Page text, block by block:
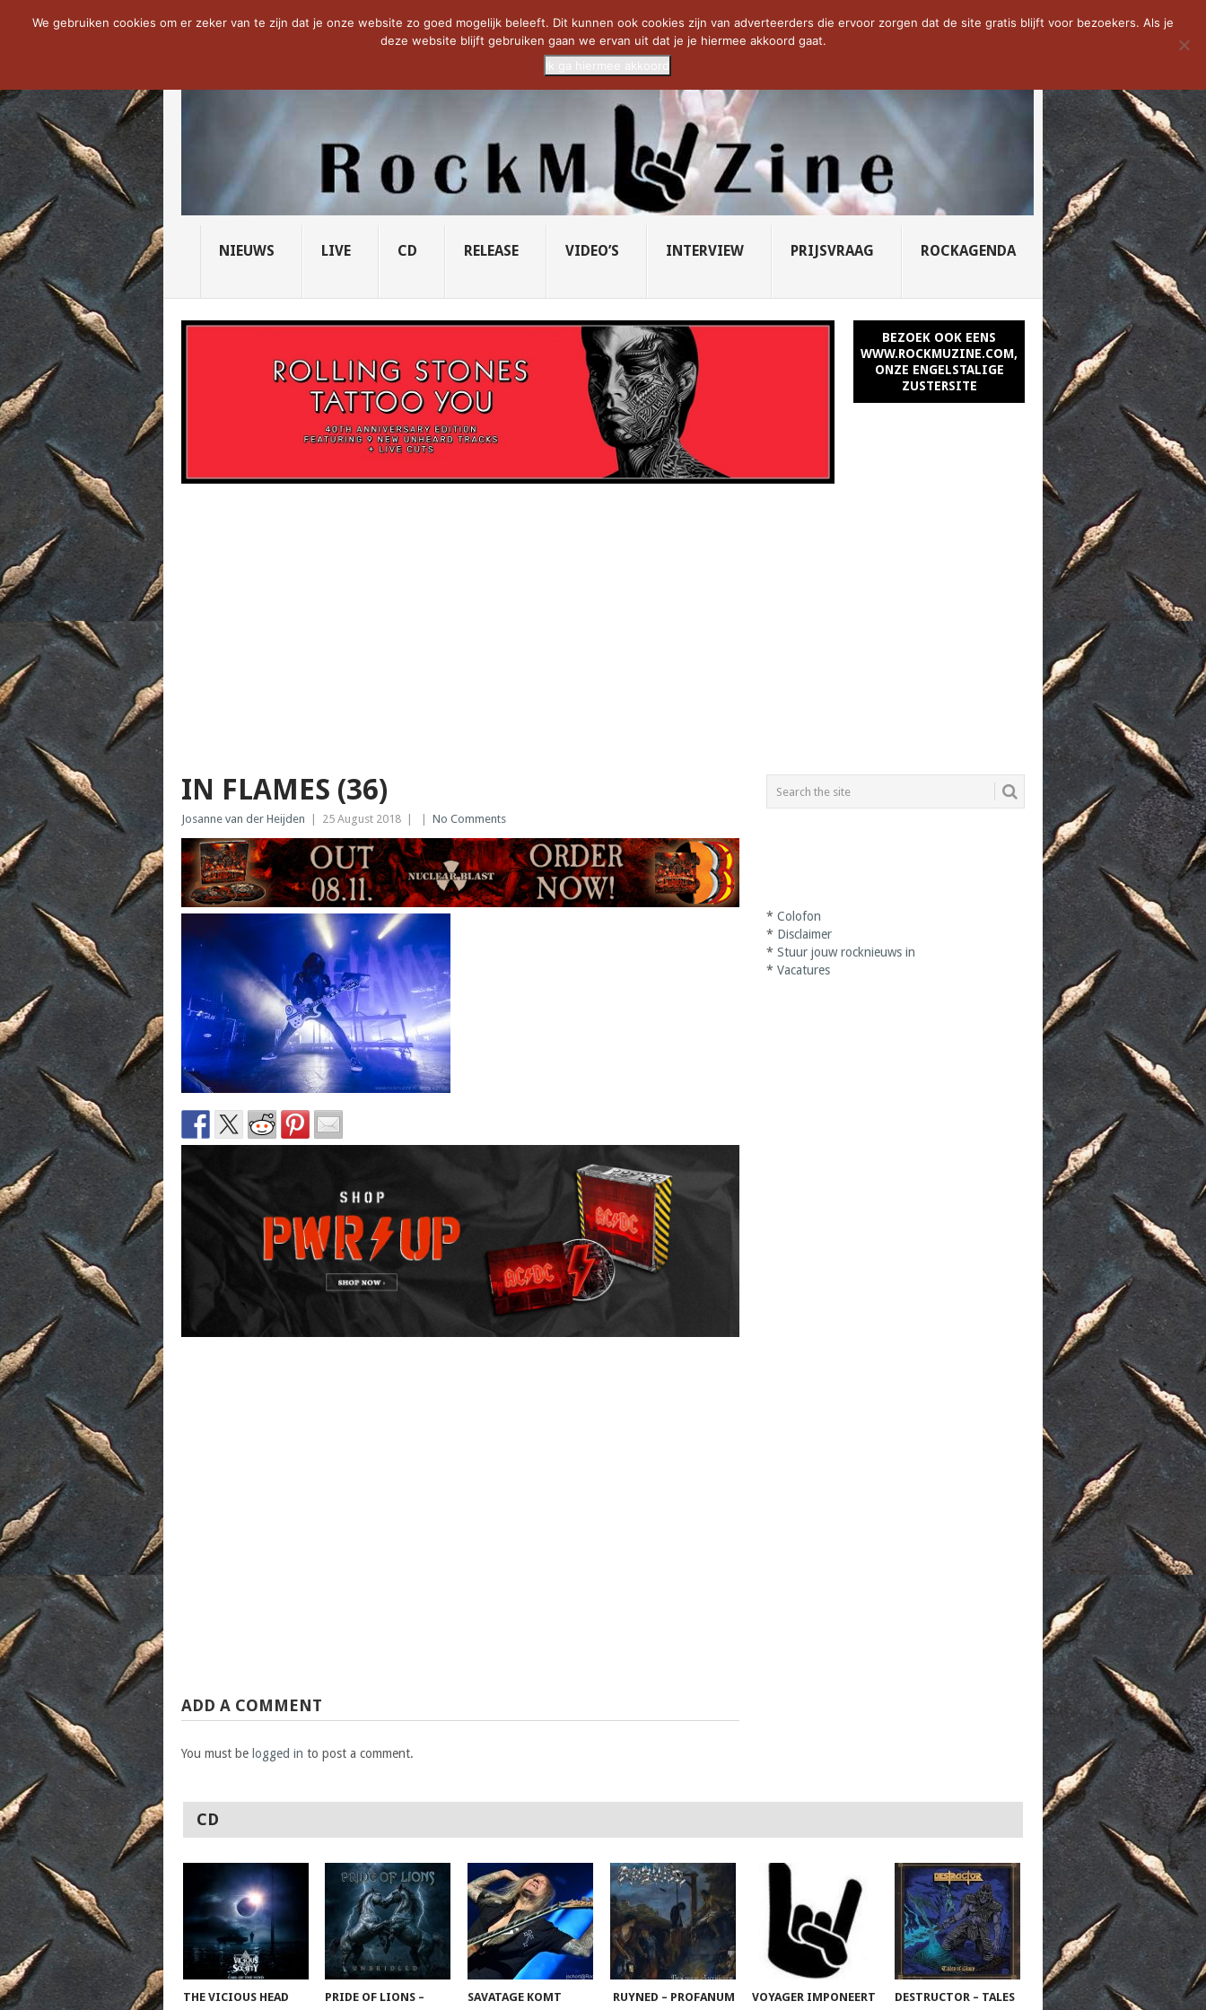
NOW TRENDING: THE VICIOUS HEAD SOCIETY... PRIDE OF LIONS – U... SAVATAGE KOMT TERUG IN 0... CD VAN DE WEEK: SLEEPING...
NIEUWS LIVE CD RELEASE VIDEO’S INTERVIEW PRIJSVRAAG ROCKAGENDA
BEZOEK OOK EENS
WWW.ROCKMUZINE.COM,
ONZE ENGELSTALIGE
ZUSTERSITE
IN FLAMES (36)
Josanne van der Heijden 25 August 2018 No Comments
ADD A COMMENT
You must be logged in to post a comment.
*Colofon
* Disclaimer
*Stuur jouw rocknieuws in
*Vacatures
CD
THE VICIOUS HEAD
PRIDE OF LIONS –
SAVATAGE KOMT
RUYNED – PROFANUM
VOYAGER IMPONEERT
DESTRUCTOR – TALES
We gebruiken cookies om er zeker van te zijn dat je onze website zo goed mogelijk beleeft. Dit kunnen ook cookies zijn van adverteerders die ervoor zorgen dat de site gratis blijft voor bezoekers. Als je
deze website blijft gebruiken gaan we ervan uit dat je je hiermee akkoord gaat.
Ik ga hiermee akkoord